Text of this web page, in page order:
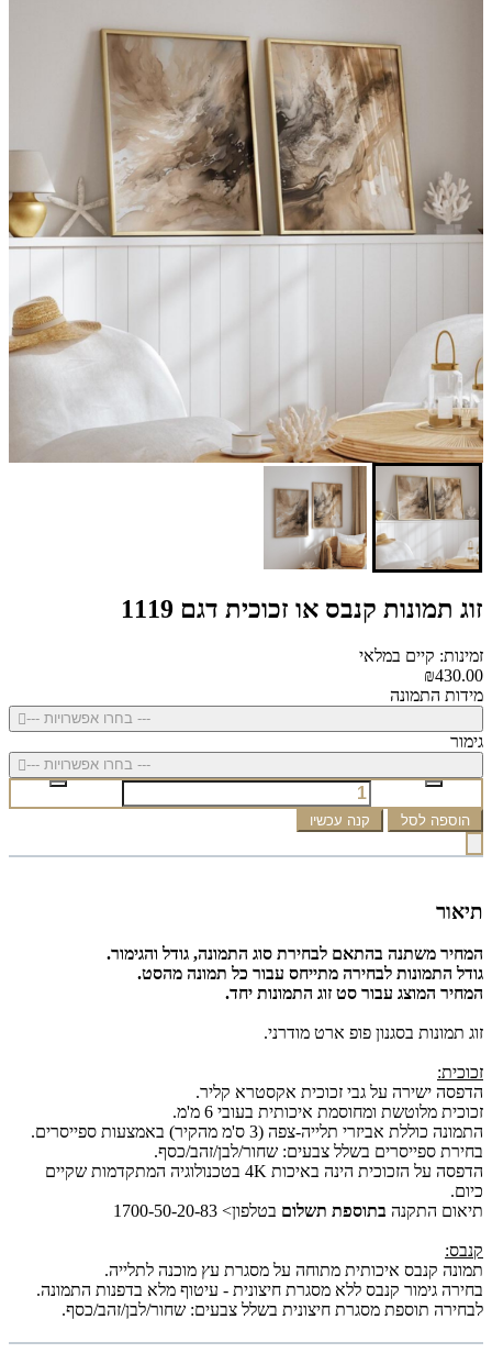
זוג תמונות קנבס או זכוכית דגם 1119
זמינות: קיים במלאי
₪430.00
מידות התמונה
--- בחרו אפשרויות ---
גימור
--- בחרו אפשרויות ---
הוספה לסל קנה עכשיו
תיאור
המחיר משתנה בהתאם לבחירת סוג התמונה, גודל והגימור.
גודל התמונות לבחירה מתייחס עבור כל תמונה מהסט.
המחיר המוצג עבור סט זוג התמונות יחד.
זוג תמונות בסגנון פופ ארט מודרני.
זכוכית:
הדפסה ישירה על גבי זכוכית אקסטרא קליר.
זכוכית מלוטשת ומחוסמת איכותית בעובי 6 מ'מ.
התמונה כוללת אביזרי תלייה-צפה (3 ס'מ מהקיר) באמצעות ספייסרים.
בחירת ספייסרים בשלל צבעים: שחור/לבן/זהב/כסף.
הדפסה על הזכוכית הינה באיכות 4K בטכנולוגיה המתקדמות שקיים
כיום.
תיאום התקנה בתוספת תשלום בטלפון> 1700-50-20-83
קנבס:
תמונה קנבס איכותית מתוחה על מסגרת עץ מוכנה לתלייה.
בחירה גימור קנבס ללא מסגרת חיצונית - עיטוף מלא בדפנות התמונה.
לבחירה תוספת מסגרת חיצונית בשלל צבעים: שחור/לבן/זהב/כסף.